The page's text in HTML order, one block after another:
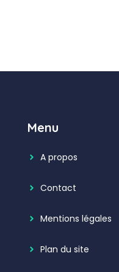
Menu
A propos
Contact
Mentions légales
Plan du site